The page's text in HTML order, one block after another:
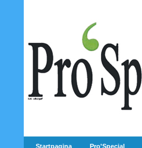
Startpagina Pro'Special